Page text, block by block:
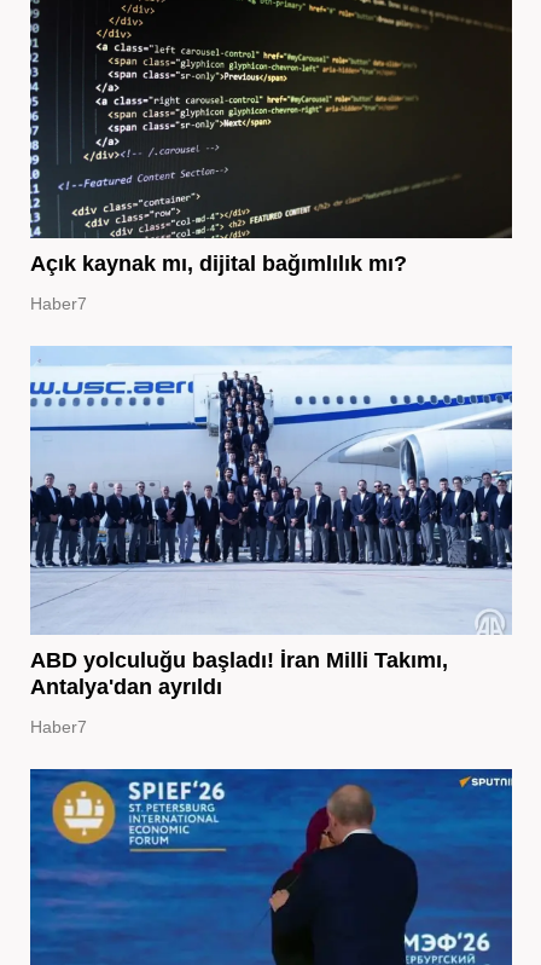
Açık kaynak mı, dijital bağımlılık mı?
Haber7
ABD yolculuğu başladı! İran Milli Takımı,
Antalya'dan ayrıldı
Haber7